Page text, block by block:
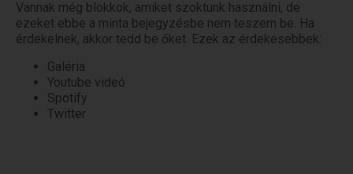
Vannak még blokkok, amiket szoktunk használni, de
ezeket ebbe a minta bejegyzésbe nem teszem be. Ha
érdekelnek, akkor tedd be őket. Ezek az érdekesebbek:
Galéria
Youtube videó
Spotify
Twitter